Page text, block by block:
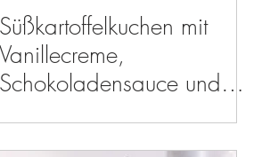
Süßkartoffelkuchen mit
Vanillecreme,
Schokoladensauce und